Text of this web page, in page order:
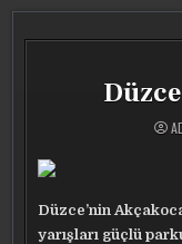
Düzce’nin
yarışları güçlü